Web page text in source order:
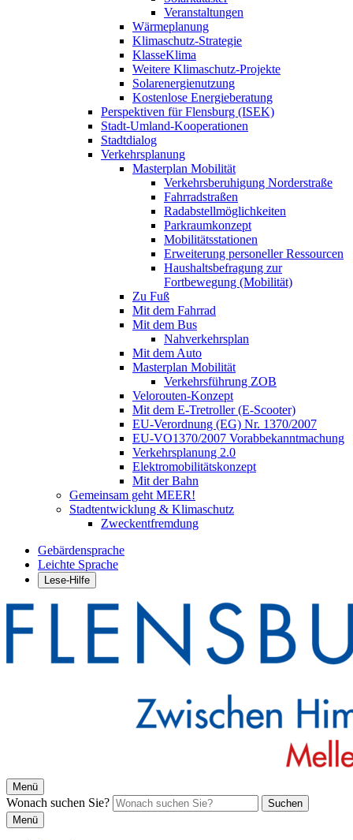
Veranstaltungen
Wärmeplanung
Klimaschutz-Strategie
KlasseKlima
Weitere Klimaschutz-Projekte
Solarenergienutzung
Kostenlose Energieberatung
Perspektiven für Flensburg (ISEK)
Stadt-Umland-Kooperationen
Stadtdialog
Verkehrsplanung
Masterplan Mobilität
Verkehrsberuhigung Norderstraße
Fahrradstraßen
Radabstellmöglichkeiten
Parkraumkonzept
Mobilitätsstationen
Erweiterung personeller Ressourcen
Haushaltsbefragung zur
Fortbewegung (Mobilität)
Zu Fuß
Mit dem Fahrrad
Mit dem Bus
Nahverkehrsplan
Mit dem Auto
Masterplan Mobilität
Verkehrsführung ZOB
Velorouten-Konzept
Mit dem E-Tretroller (E-Scooter)
EU-Verordnung (EG) Nr. 1370/2007
EU-VO1370/2007 Vorabbekanntmachung
Verkehrsplanung 2.0
Elektromobilitätskonzept
Mit der Bahn
Gemeinsam geht MEER!
Stadtentwicklung & Klimaschutz
Zweckentfremdung
Gebärdensprache
Leichte Sprache
Lese-Hilfe
Menü
Wonach suchen Sie?
Suchen
Menü